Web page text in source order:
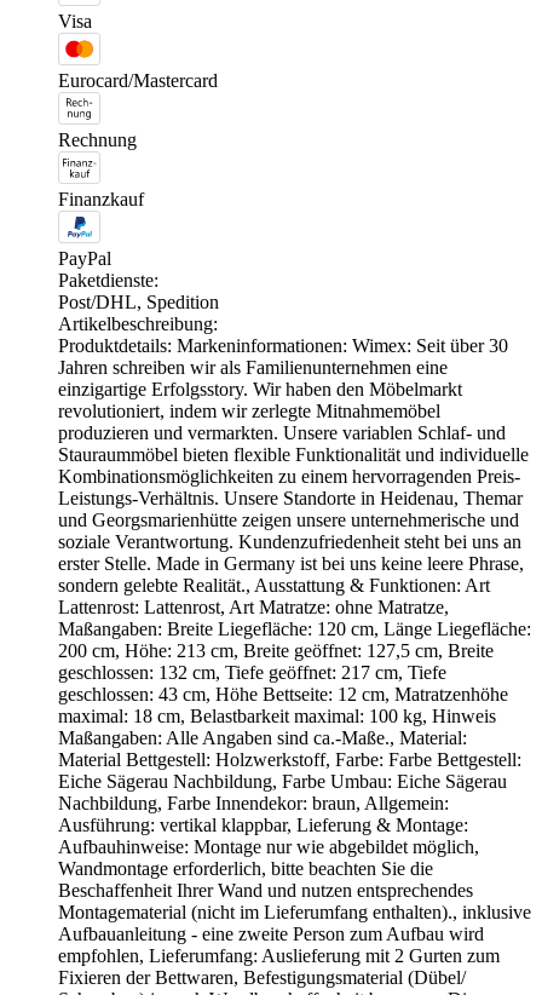
Visa
Eurocard/Mastercard
Rechnung
Finanzkauf
PayPal
Paketdienste:
Post/DHL, Spedition
Artikelbeschreibung:
Produktdetails: Markeninformationen: Wimex: Seit über 30
Jahren schreiben wir als Familienunternehmen eine
einzigartige Erfolgsstory. Wir haben den Möbelmarkt
revolutioniert, indem wir zerlegte Mitnahmemöbel
produzieren und vermarkten. Unsere variablen Schlaf- und
Stauraummöbel bieten flexible Funktionalität und individuelle
Kombinationsmöglichkeiten zu einem hervorragenden Preis-
Leistungs-Verhältnis. Unsere Standorte in Heidenau, Themar
und Georgsmarienhütte zeigen unsere unternehmerische und
soziale Verantwortung. Kundenzufriedenheit steht bei uns an
erster Stelle. Made in Germany ist bei uns keine leere Phrase,
sondern gelebte Realität., Ausstattung & Funktionen: Art
Lattenrost: Lattenrost, Art Matratze: ohne Matratze,
Maßangaben: Breite Liegefläche: 120 cm, Länge Liegefläche:
200 cm, Höhe: 213 cm, Breite geöffnet: 127,5 cm, Breite
geschlossen: 132 cm, Tiefe geöffnet: 217 cm, Tiefe
geschlossen: 43 cm, Höhe Bettseite: 12 cm, Matratzenhöhe
maximal: 18 cm, Belastbarkeit maximal: 100 kg, Hinweis
Maßangaben: Alle Angaben sind ca.-Maße., Material:
Material Bettgestell: Holzwerkstoff, Farbe: Farbe Bettgestell:
Eiche Sägerau Nachbildung, Farbe Umbau: Eiche Sägerau
Nachbildung, Farbe Innendekor: braun, Allgemein:
Ausführung: vertikal klappbar, Lieferung & Montage:
Aufbauhinweise: Montage nur wie abgebildet möglich,
Wandmontage erforderlich, bitte beachten Sie die
Beschaffenheit Ihrer Wand und nutzen entsprechendes
Montagematerial (nicht im Lieferumfang enthalten)., inklusive
Aufbauanleitung - eine zweite Person zum Aufbau wird
empfohlen, Lieferumfang: Auslieferung mit 2 Gurten zum
Fixieren der Bettwaren, Befestigungsmaterial (Dübel/